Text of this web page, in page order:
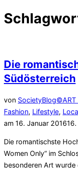
Die
Südösterreich
von SocietyBlog©
Fashion, Lifestyle,
am 16. Januar 2016
Die romantischste
Women Only“ im
besonderen Art wurde